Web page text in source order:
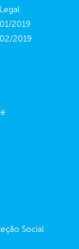
2019
2019
Social